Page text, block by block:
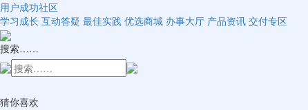
用户成功社区
学习成长 互动答疑 最佳实践 优选商城 办事大厅 产品资讯 交付专区
搜索……
猜你喜欢